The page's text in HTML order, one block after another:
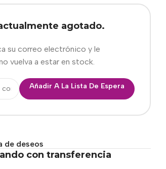
agotado.
su correo electrónico y le
vuelva a estar en stock.
Añadir A La Lista De Espera
de deseos
con transferencia